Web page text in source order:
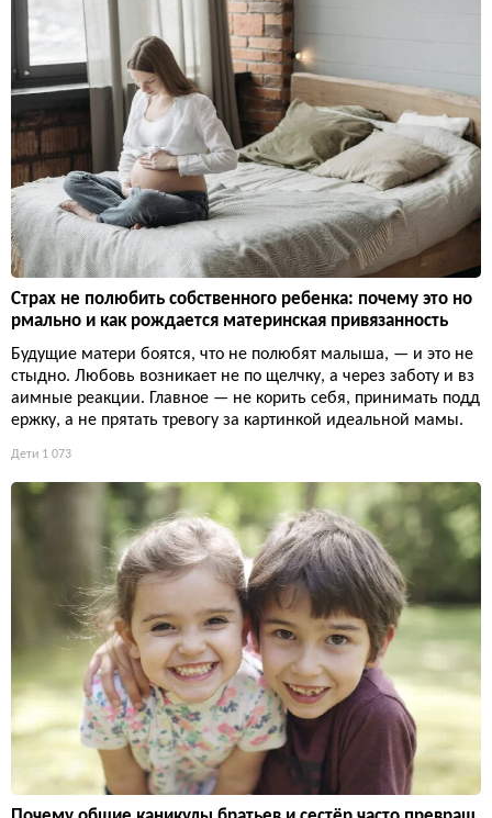
Страх не полюбить собственного ребенка: почему это но
рмально и как рождается материнская привязанность
Будущие матери боятся, что не полюбят малыша, — и это не
стыдно. Любовь возникает не по щелчку, а через заботу и вз
аимные реакции. Главное — не корить себя, принимать подд
ержку, а не прятать тревогу за картинкой идеальной мамы.
Дети 1 073